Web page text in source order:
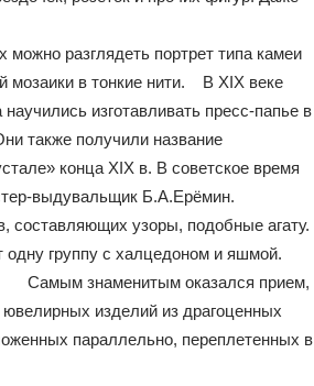
разглядеть портрет типа камеи
мозаики в тонкие нити. В XIX веке
изготавливать пресс-папье в
также получили название
конца XIX в. В советское время
выдувальщик Б.А.Ерёмин.
составляющих узоры, подобные агату.
одну группу с халцедоном и яшмой.
Самым знаменитым оказался прием,
изделий из драгоценных
параллельно, переплетенных в